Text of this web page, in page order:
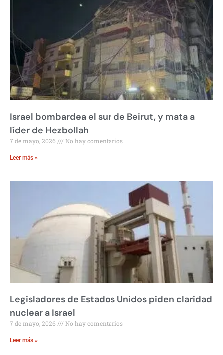
Israel bombardea el sur de Beirut, y mata a
líder de Hezbollah
7 de mayo, 2026 No hay comentarios
Leer más »
Legisladores de Estados Unidos piden claridad
nuclear a Israel
7 de mayo, 2026 No hay comentarios
Leer más »